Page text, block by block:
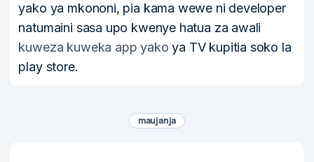
yako ya mkononi, pia kama wewe ni developer
natumaini sasa upo kwenye hatua za awali
kuweza kuweka app yako ya TV kupitia soko la
play store.
maujanja